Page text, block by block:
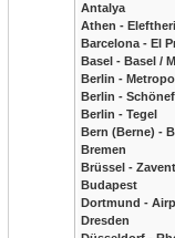
Antalya
Athen -
Barcelona - El
Basel - Basel /
Berlin -
Berlin -
Berlin - Tegel
Bern (Berne) -
Bremen
Brüssel -
Budapest
Dortmund -
Dresden